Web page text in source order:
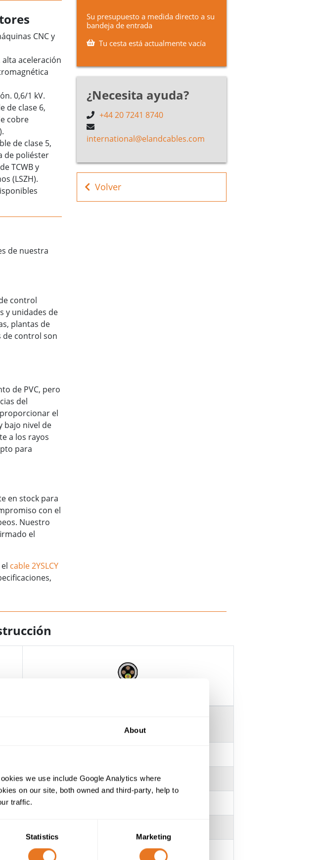
About
we use include Google Analytics where
on our site, both owned and third-party, help to
traffic.
Statistics Marketing
CNC y
aceleración
0,6/1 kV.
de clase 6,
cobre
de clase 5,
de poliéster
TCWB y
(LSZH).
de nuestra
control
y unidades de
plantas de
de control son
de PVC, pero
del
el
bajo nivel de
a los rayos
para
en stock para
con el
Nuestro
el
cable 2YSLCY
Su presupuesto a medida directo a su
bandeja de entrada
Tu cesta está actualmente vacía
¿Necesita ayuda?
+44 20 7241 8740
international@elandcables.com
Volver
-
-